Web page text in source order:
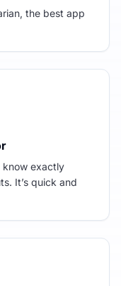
the best app
know exactly
It’s quick and